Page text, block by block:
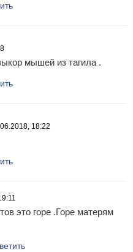
мышей из тагила .
18:22
это горе .Горе матерям